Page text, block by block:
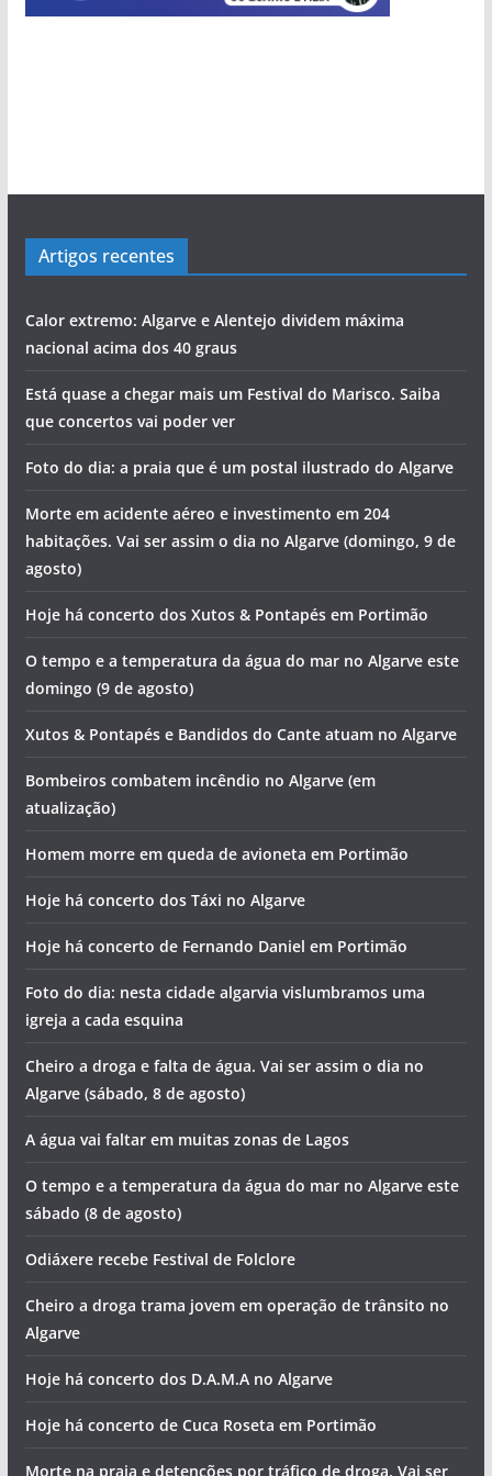
Artigos recentes
Calor extremo: Algarve e Alentejo dividem máxima
nacional acima dos 40 graus
Está quase a chegar mais um Festival do Marisco. Saiba
que concertos vai poder ver
Foto do dia: a praia que é um postal ilustrado do Algarve
Morte em acidente aéreo e investimento em 204
habitações. Vai ser assim o dia no Algarve (domingo, 9 de
agosto)
Hoje há concerto dos Xutos & Pontapés em Portimão
O tempo e a temperatura da água do mar no Algarve este
domingo (9 de agosto)
Xutos & Pontapés e Bandidos do Cante atuam no Algarve
Bombeiros combatem incêndio no Algarve (em
atualização)
Homem morre em queda de avioneta em Portimão
Hoje há concerto dos Táxi no Algarve
Hoje há concerto de Fernando Daniel em Portimão
Foto do dia: nesta cidade algarvia vislumbramos uma
igreja a cada esquina
Cheiro a droga e falta de água. Vai ser assim o dia no
Algarve (sábado, 8 de agosto)
A água vai faltar em muitas zonas de Lagos
O tempo e a temperatura da água do mar no Algarve este
sábado (8 de agosto)
Odiáxere recebe Festival de Folclore
Cheiro a droga trama jovem em operação de trânsito no
Algarve
Hoje há concerto dos D.A.M.A no Algarve
Hoje há concerto de Cuca Roseta em Portimão
Morte na praia e detenções por tráfico de droga. Vai ser